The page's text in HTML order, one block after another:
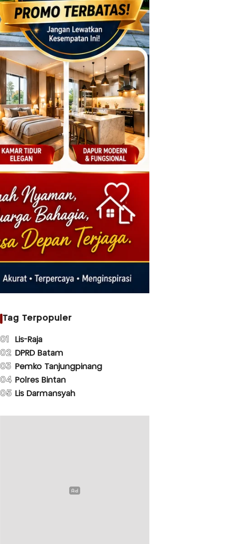
Tag Terpopuler
01 Lis-Raja
02 DPRD Batam
03 Pemko Tanjungpinang
04 Polres Bintan
05 Lis Darmansyah